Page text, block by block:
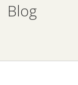
Blog